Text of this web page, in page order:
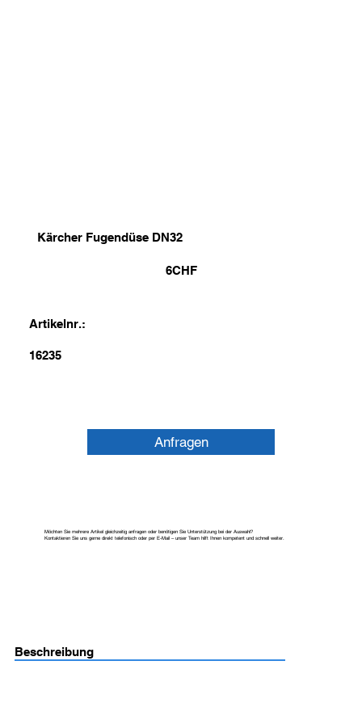
Kärcher Fugendüse DN32
6CHF
Artikelnr.:
16235
Anfragen
Möchten Sie mehrere Artikel gleichzeitig anfragen oder benötigen Sie Unterstützung bei der Auswahl?
Kontaktieren Sie uns gerne direkt telefonisch oder per E-Mail – unser Team hilft Ihnen kompetent und schnell weiter.
Beschreibung